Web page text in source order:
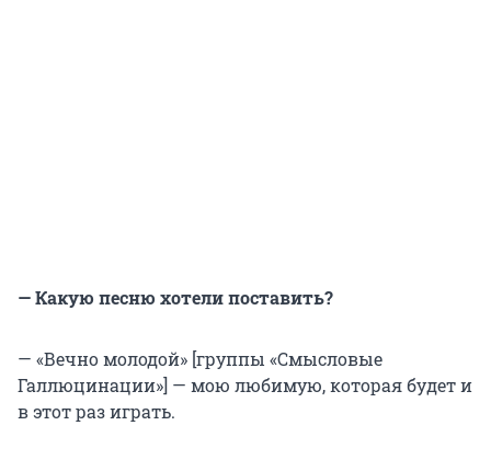
— Какую песню хотели поставить?
— «Вечно молодой» [группы «Смысловые
Галлюцинации»] — мою любимую, которая будет и
в этот раз играть.